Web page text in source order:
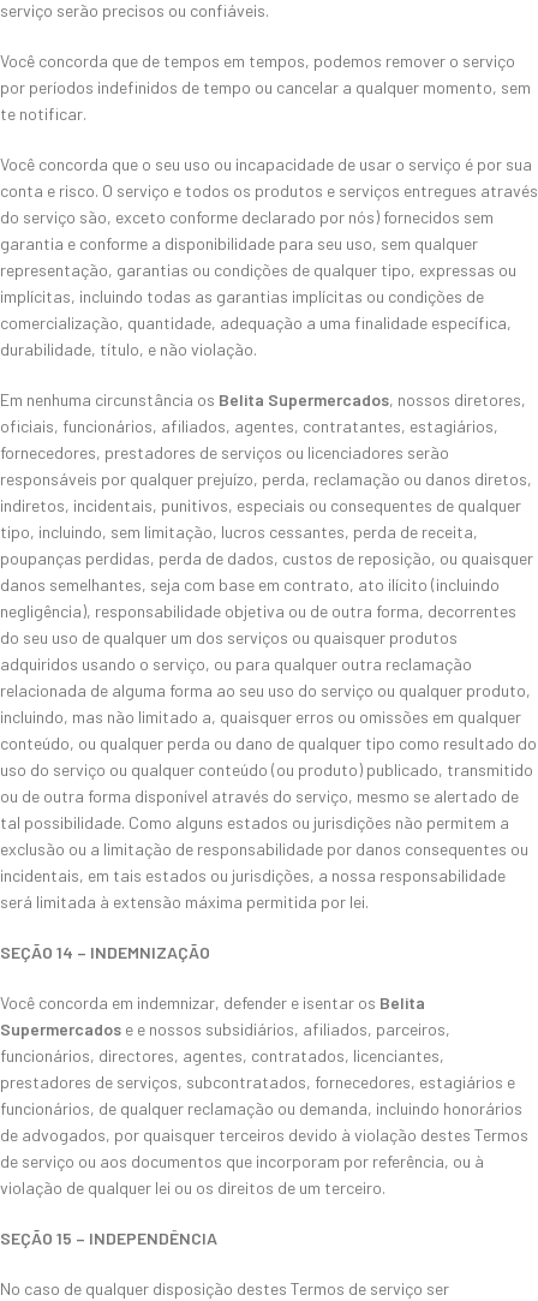
serviço serão precisos ou confiáveis.
Você concorda que de tempos em tempos, podemos remover o serviço
por períodos indefinidos de tempo ou cancelar a qualquer momento, sem
te notificar.
Você concorda que o seu uso ou incapacidade de usar o serviço é por sua
conta e risco. O serviço e todos os produtos e serviços entregues através
do serviço são, exceto conforme declarado por nós) fornecidos sem
garantia e conforme a disponibilidade para seu uso, sem qualquer
representação, garantias ou condições de qualquer tipo, expressas ou
implícitas, incluindo todas as garantias implícitas ou condições de
comercialização, quantidade, adequação a uma finalidade específica,
durabilidade, título, e não violação.
Em nenhuma circunstância os Belita Supermercados, nossos diretores,
oficiais, funcionários, afiliados, agentes, contratantes, estagiários,
fornecedores, prestadores de serviços ou licenciadores serão
responsáveis por qualquer prejuízo, perda, reclamação ou danos diretos,
indiretos, incidentais, punitivos, especiais ou consequentes de qualquer
tipo, incluindo, sem limitação, lucros cessantes, perda de receita,
poupanças perdidas, perda de dados, custos de reposição, ou quaisquer
danos semelhantes, seja com base em contrato, ato ilícito (incluindo
negligência), responsabilidade objetiva ou de outra forma, decorrentes
do seu uso de qualquer um dos serviços ou quaisquer produtos
adquiridos usando o serviço, ou para qualquer outra reclamação
relacionada de alguma forma ao seu uso do serviço ou qualquer produto,
incluindo, mas não limitado a, quaisquer erros ou omissões em qualquer
conteúdo, ou qualquer perda ou dano de qualquer tipo como resultado do
uso do serviço ou qualquer conteúdo (ou produto) publicado, transmitido
ou de outra forma disponível através do serviço, mesmo se alertado ​​de
tal possibilidade. Como alguns estados ou jurisdições não permitem a
exclusão ou a limitação de responsabilidade por danos consequentes ou
incidentais, em tais estados ou jurisdições, a nossa responsabilidade
será limitada à extensão máxima permitida por lei.
SEÇÃO 14 – INDEMNIZAÇÃO
Você concorda em indemnizar, defender e isentar os Belita
Supermercados e e nossos subsidiários, afiliados, parceiros,
funcionários, directores, agentes, contratados, licenciantes,
prestadores de serviços, subcontratados, fornecedores, estagiários e
funcionários, de qualquer reclamação ou demanda, incluindo honorários
de advogados, por quaisquer terceiros devido à violação destes Termos
de serviço ou aos documentos que incorporam por referência, ou à
violação de qualquer lei ou os direitos de um terceiro.
SEÇÃO 15 – INDEPENDÊNCIA
No caso de qualquer disposição destes Termos de serviço ser